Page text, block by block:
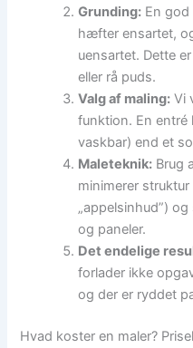
Grunding: En god
hæfter ensartet,
uensartet. Dette
eller rå puds.
Valg af maling: Vi
funktion. En entré
vaskbar) end et
Maleteknik: Brug
minimerer
„appelsinhud”)
og paneler.
Det endelige
forlader ikke
og der er ryddet
Hvad koster en maler?